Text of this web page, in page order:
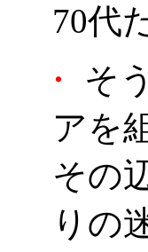
70代
・
そ
アを
その
りの